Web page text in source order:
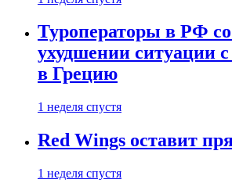
Туроператоры в РФ
ухудшении ситуации
в Грецию
1 неделя спустя
Red Wings оставит
1 неделя спустя